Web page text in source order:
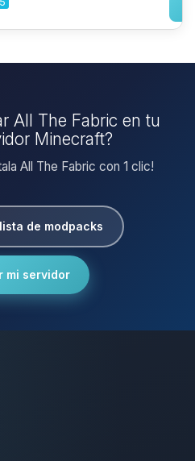
All The Fabric en tu
Minecraft?
All The Fabric con 1 clic!
de modpacks
mi servidor